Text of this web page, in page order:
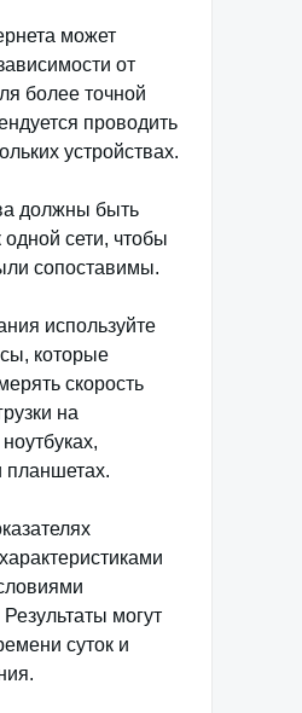
может
от
более точной
проводить
устройствах.
должны быть
сети, чтобы
сопоставимы.
используйте
которые
скорость
на
планшетах.
могут
суток и